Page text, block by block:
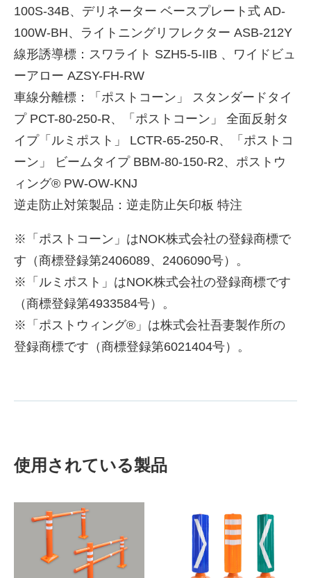
100S-34B、デリネーター ベースプレート式 AD-
100W-BH、ライトニングリフレクター ASB-212Y
線形誘導標：スワライト SZH5-5-IIB 、ワイドビュ
ーアロー AZSY-FH-RW
車線分離標：「ポストコーン」 スタンダードタイ
プ PCT-80-250-R、「ポストコーン」 全面反射タ
イプ「ルミポスト」 LCTR-65-250-R、「ポストコ
ーン」 ビームタイプ BBM-80-150-R2、ポストウ
ィング® PW-OW-KNJ
逆走防止対策製品：逆走防止矢印板 特注
※「ポストコーン」はNOK株式会社の登録商標で
す（商標登録第2406089、2406090号）。
※「ルミポスト」はNOK株式会社の登録商標です
（商標登録第4933584号）。
※「ポストウィング®」は株式会社吾妻製作所の
登録商標です（商標登録第6021404号）。
使用されている製品